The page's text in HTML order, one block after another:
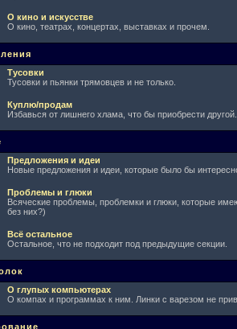
О кино и искусстве
О кино, театрах, концертах, выставках и прочем.
Тусовки
Тусовки и пьянки трямовцев и не только.
Куплю/продам
Избавься от лишнего хлама, что бы приобрести другой.
Предложения и идеи
Новые предложения и идеи, которые было бы
Проблемы и глюки
Всяческие проблемы, проблемки и глюки, которые
без них?)
Всё остальное
Остальное, что не подходит под предыдущие секции.
О глупых компьютерах
О компах и программах к ним. Линки с варезом не